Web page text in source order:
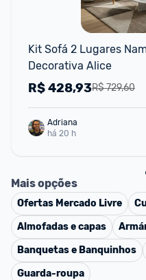
Kit Sofá 2 Lugares
Decorativa Alice
R$ 729,60
R$428,93
Adriana
há 20 h
Mais opções
Ofertas Mercado Livre
Almofadas e capas
Banquetas e Banquinhos
Guarda-roupa